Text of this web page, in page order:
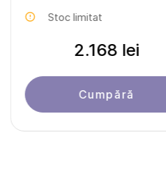
Stoc limitat
2.168 lei
Cumpără